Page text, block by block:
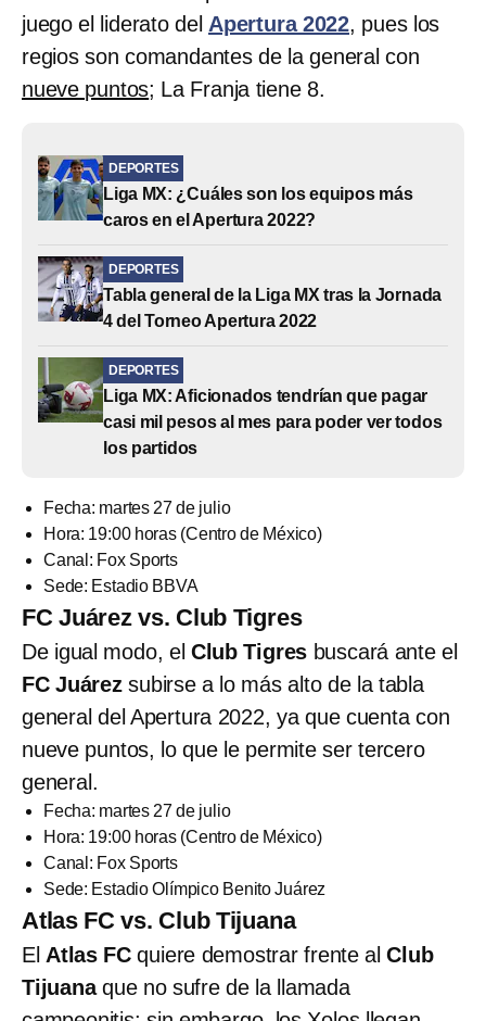
juego el liderato del Apertura 2022, pues los
regios son comandantes de la general con
nueve puntos; La Franja tiene 8.
DEPORTES
Liga MX: ¿Cuáles son los equipos más
caros en el Apertura 2022?
DEPORTES
Tabla general de la Liga MX tras la Jornada
4 del Torneo Apertura 2022
DEPORTES
Liga MX: Aficionados tendrían que pagar
casi mil pesos al mes para poder ver todos
los partidos
Fecha: martes 27 de julio
Hora: 19:00 horas (Centro de México)
Canal: Fox Sports
Sede: Estadio BBVA
FC Juárez vs. Club Tigres
De igual modo, el Club Tigres buscará ante el
FC Juárezsubirse a lo más alto de la tabla
general del Apertura 2022, ya que cuenta con
nueve puntos, lo que le permite ser tercero
general.
Fecha: martes 27 de julio
Hora: 19:00 horas (Centro de México)
Canal: Fox Sports
Sede: Estadio Olímpico Benito Juárez
Atlas FC vs. Club Tijuana
El Atlas FC quiere demostrar frente alClub
Tijuanaque no sufre de la llamada